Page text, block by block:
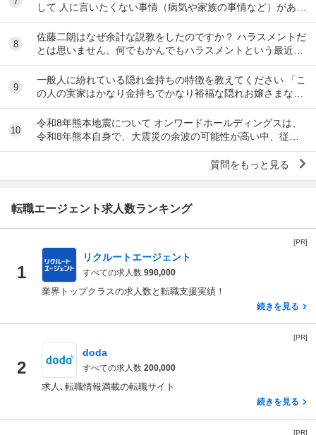
して 人に言いたくない事情（病気や家族の事情など）があ
り、上司や総務等に相談した結果、仕事内容を...
8
佐藤二朗はなぜ余計な説教をしたのですか？ ハラスメントだ
とは思いません。何でもかんでもハラスメントという最近の
風潮に反対です。ただ、橋本愛からすれば良い気...
9
一般人に紛れている隠れ金持ちの特徴を教えてください 「こ
の人の実家はかなり金持ちでかなり裕福な隠れお嬢さまなん
だな」とわかる特徴を教えてください 私の...
10
令和8年熊本地震について オンワードホールディングスは、
令和8年熊本自身で、大震災の余波の可能性が高い中、従業
員に売上金の確保（金庫への預け入れ）を優先さ...
質問をもっと見る
転職エージェント求人数ランキング
[PR]
1
リクルートエージェント
すべての求人数 990,000
業界トップクラスの求人数と転職支援実績！
続きを見る
[PR]
2
doda
すべての求人数 200,000
求人､転職情報満載の転職サイト
続きを見る
[PR]